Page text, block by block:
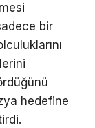
bir
hedefine